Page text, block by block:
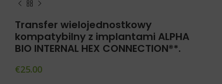
Transfer wielojednostkowy
kompatybilny z implantami ALPHA
BIO INTERNAL HEX CONNECTION®*.
€25.00